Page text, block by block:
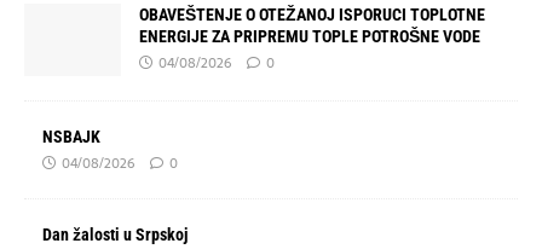
OBAVEŠTENJE O OTEŽANOJ ISPORUCI TOPLOTNE
ENERGIJE ZA PRIPREMU TOPLE POTROŠNE VODE
04/08/2026 0
NSBAJK
04/08/2026 0
Dan žalosti u Srpskoj